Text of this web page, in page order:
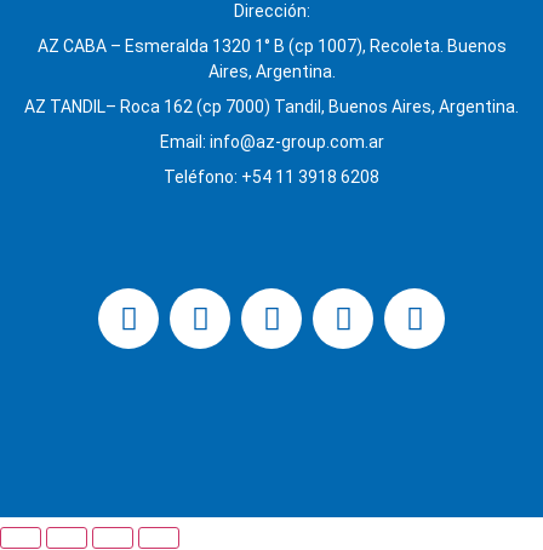
Dirección:
AZ CABA – Esmeralda 1320 1° B (cp 1007), Recoleta. Buenos
Aires, Argentina.
AZ TANDIL– Roca 162 (cp 7000) Tandil, Buenos Aires, Argentina.
Email: info@az-group.com.ar
Teléfono: +54 11 3918 6208